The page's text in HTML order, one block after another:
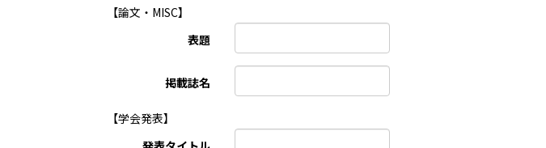
【論文・MISC】
表題
掲載誌名
【学会発表】